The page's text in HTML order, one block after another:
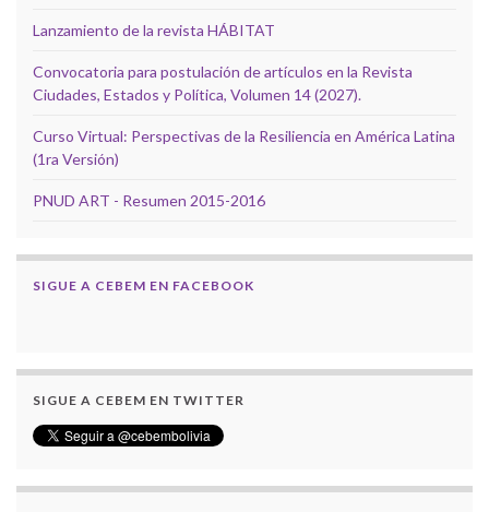
Lanzamiento de la revista HÁBITAT
Convocatoria para postulación de artículos en la Revista
Ciudades, Estados y Política, Volumen 14 (2027).
Curso Virtual: Perspectivas de la Resiliencia en América Latina
(1ra Versión)
PNUD ART - Resumen 2015-2016
SIGUE A CEBEM EN FACEBOOK
SIGUE A CEBEM EN TWITTER